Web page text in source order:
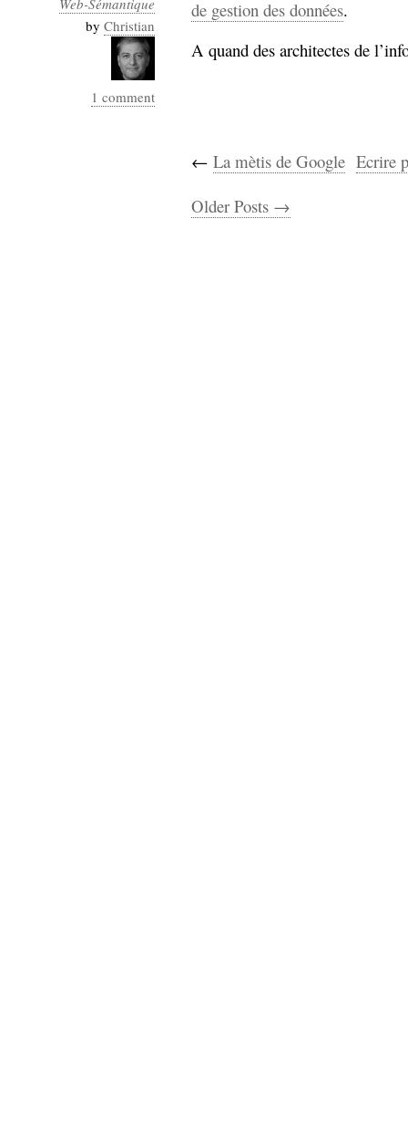
Web-Sémantique
by Christian
1 comment
de gestion des données.
A quand des architectes de
← La mètis de Google Ecrire
Older Posts →